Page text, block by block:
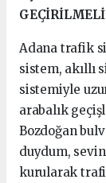
Adana trafik
sistem, akıllı
sistemiyle
arabalık
Bozdoğan
duydum,
kurularak